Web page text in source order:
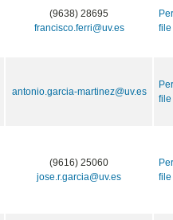
(9638) 28695
francisco.ferri@uv.es
file
antonio.garcia-martinez@uv.es
file
(9616) 25060
jose.r.garcia@uv.es
file